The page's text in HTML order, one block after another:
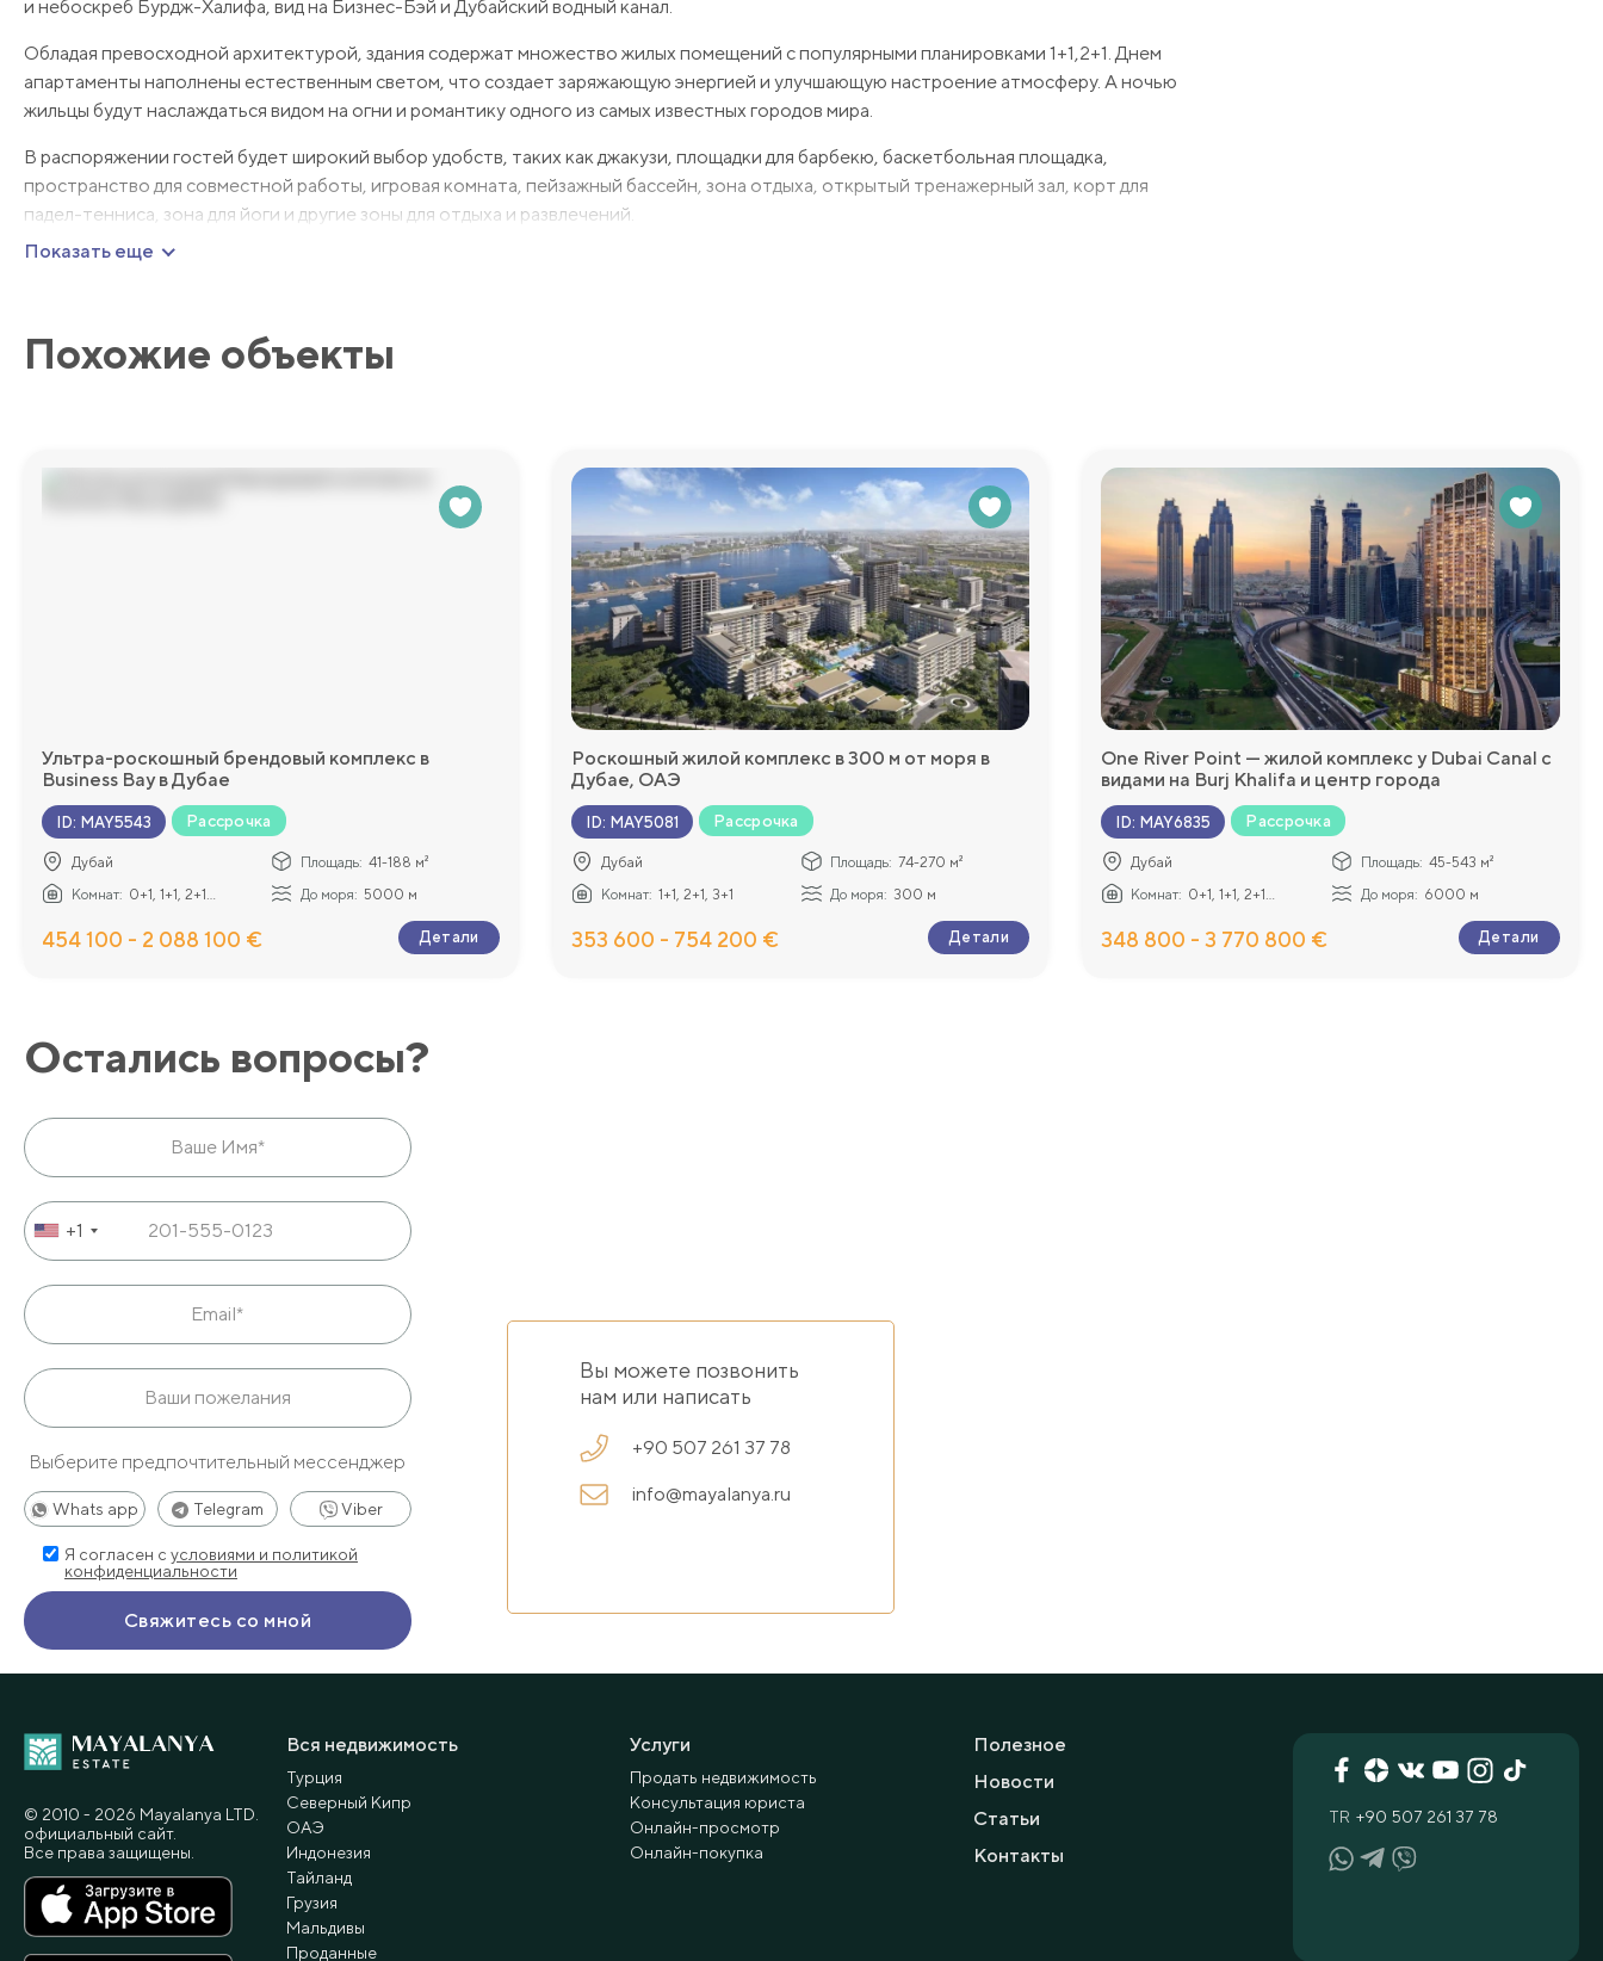
и небоскреб Бурдж-Халифа, вид на Бизнес-Бэй и Дубайский водный канал.
Обладая превосходной архитектурой, здания содержат множество жилых помещений с популярными планировками 1+1,2+1. Днем
апартаменты наполнены естественным светом, что создает заряжающую энергией и улучшающую настроение атмосферу. А ночью
жильцы будут наслаждаться видом на огни и романтику одного из самых известных городов мира.
В распоряжении гостей будет широкий выбор удобств, таких как джакузи, площадки для барбекю, баскетбольная площадка,
пространство для совместной работы, игровая комната, пейзажный бассейн, зона отдыха, открытый тренажерный зал, корт для
падел-тенниса, зона для йоги и другие зоны для отдыха и развлечений.
Показать еще
Похожие объекты
Ультра-роскошный брендовый комплекс в
Business Bay в Дубае
ID: MAY5543 Рассрочка
Дубай Площадь: 41-188 м²
Комнат: 0+1, 1+1, 2+1... До моря: 5000 м
454 100 - 2 088 100 € Детали
Роскошный жилой комплекс в 300 м от моря в
Дубае, ОАЭ
ID: MAY5081 Рассрочка
Дубай Площадь: 74-270 м²
Комнат: 1+1, 2+1, 3+1 До моря: 300 м
353 600 - 754 200 € Детали
One River Point — жилой комплекс у Dubai Canal с
видами на Burj Khalifa и центр города
ID: MAY6835 Рассрочка
Дубай Площадь: 45-543 м²
Комнат: 0+1, 1+1, 2+1... До моря: 6000 м
348 800 - 3 770 800 € Детали
Остались вопросы?
+1
Выберите предпочтительный мессенджер
Whats app Telegram Viber
Я согласен с условиями и политикой
конфиденциальности
Вы можете позвонить
нам или написать
+90 507 261 37 78
info@mayalanya.ru
Вся недвижимость
Турция
Северный Кипр
ОАЭ
Индонезия
Тайланд
Грузия
Мальдивы
Проданные
Услуги
Продать недвижимость
Консультация юриста
Онлайн-просмотр
Онлайн-покупка
Полезное
Новости
Статьи
Контакты
TR +90 507 261 37 78
© 2010 - 2026 Мayalanya LTD.
официальный сайт.
Все права защищены.